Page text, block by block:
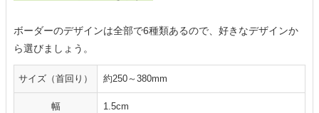
ボーダーのデザインは全部で6種類あるので、好きなデザインか
ら選びましょう。
サイズ（首回り） 約250～380mm
幅 1.5cm